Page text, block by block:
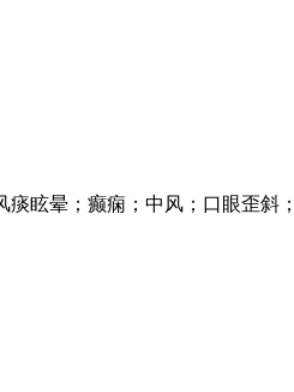
眩晕；癫痫；中风；口眼歪斜